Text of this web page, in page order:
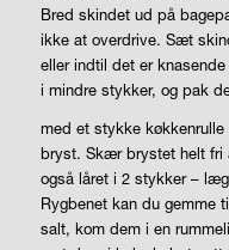
Bred skindet ud på
ikke at overdrive. Sæt
eller indtil det er
i mindre stykker, og pak
med et stykke køkkenrulle
bryst. Skær brystet helt fri
også låret i 2 stykker –
Rygbenet kan du gemme
salt, kom dem i en